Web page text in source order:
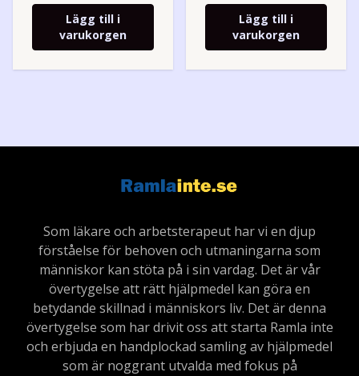
Lägg till i
varukorgen
Lägg till i
varukorgen
Som läkare och arbetsterapeut har vi en djup
förståelse för behoven och utmaningarna som
människor kan stöta på i sin vardag. Det är vår
övertygelse att rätt hjälpmedel kan göra en
betydande skillnad i människors liv. Det är denna
övertygelse som har drivit oss att starta Ramla inte
och erbjuda en handplockad samling av hjälpmedel
som är noggrant utvalda med fokus på